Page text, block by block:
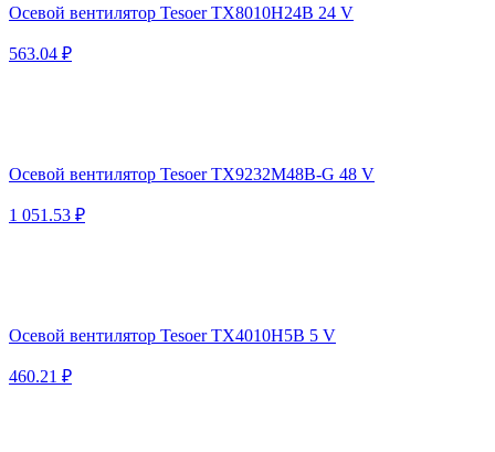
Осевой вентилятор Tesoer TX8010H24B 24 V
563.04 ₽
Осевой вентилятор Tesoer TX9232M48B-G 48 V
1 051.53 ₽
Осевой вентилятор Tesoer TX4010H5B 5 V
460.21 ₽